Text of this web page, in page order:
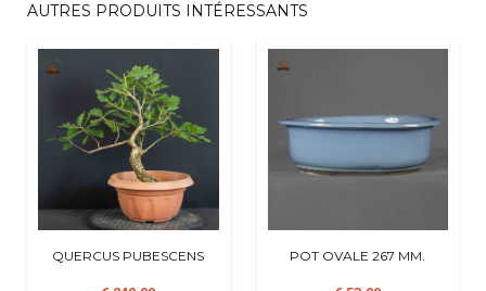
AUTRES PRODUITS INTÉRESSANTS
QUERCUS PUBESCENS POT OVALE 267 MM.